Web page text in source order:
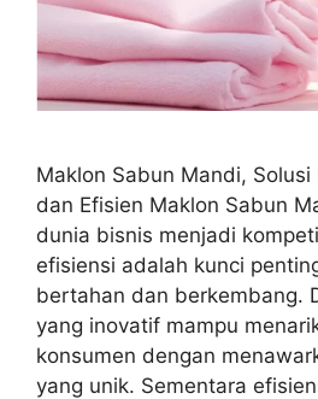
Maklon Sabun Mandi,
dan Efisien Maklon Sabun
dunia bisnis menjadi
efisiensi adalah kunci
bertahan dan berkembang.
yang inovatif mampu
konsumen dengan
yang unik. Sementara